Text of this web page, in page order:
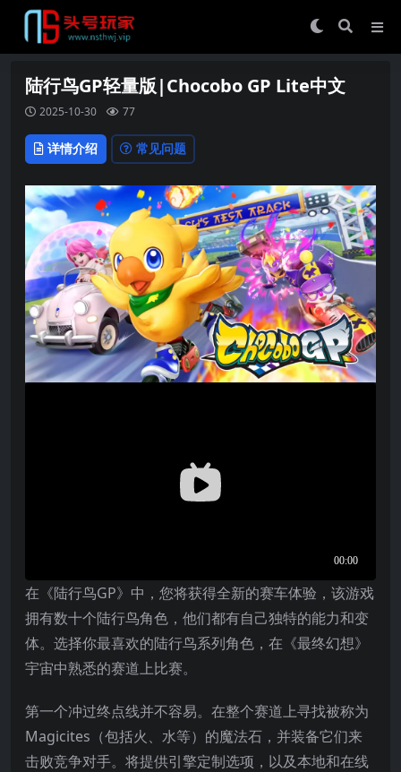
陆行鸟GP轻量版|Chocobo GP Lite中文
2025-10-30 77
详情介绍 常见问题
在《陆行鸟GP》中，您将获得全新的赛车体验，该游戏
拥有数十个陆行鸟角色，他们都有自己独特的能力和变
体。选择你最喜欢的陆行鸟系列角色，在《最终幻想》
宇宙中熟悉的赛道上比赛。
第一个冲过终点线并不容易。在整个赛道上寻找被称为
Magicites（包括火、水等）的魔法石，并装备它们来
击败竞争对手。将提供引擎定制选项，以及本地和在线